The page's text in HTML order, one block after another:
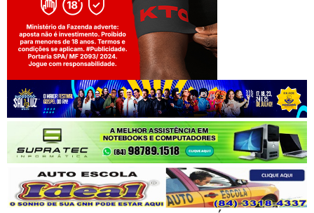
Jogue com responsabilidade. 18+